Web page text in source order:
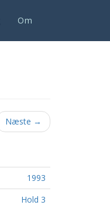
Om
Næste →
1993
Hold 3